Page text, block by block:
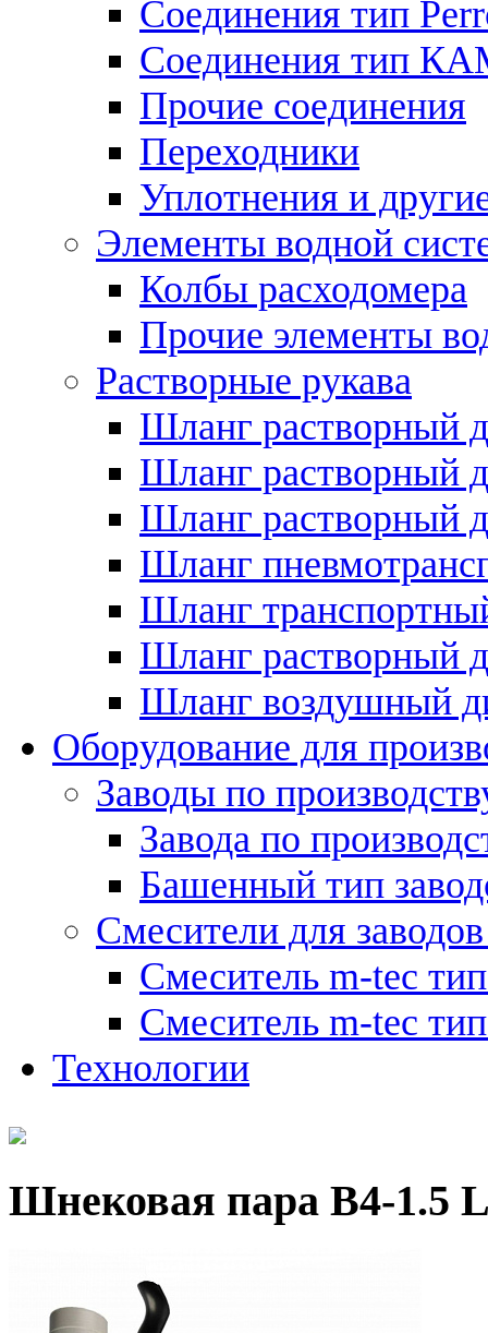
Соединения тип
Соединения тип
Прочие соединения
Переходники
Уплотнения и
Элементы водной
Колбы расходомера
Прочие элементы
Растворные рукава
Шланг растворный
Шланг растворный
Шланг растворный
Шланг
Шланг
Шланг растворный
Шланг воздушный
Оборудование для
Заводы по
Завода по
Башенный тип
Смесители для
Смеситель m-tec
Смеситель m-tec
Технологии
Шнековая пара B4-1.5